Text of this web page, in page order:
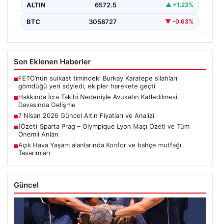
ALTIN 6572.5 ▲ +1.23%
BTC 3058727 ▼ -0.63%
Son Eklenen Haberler
■FETÖ’nün suikast timindeki Burkay Karatepe silahları
gömdüğü yeri söyledi, ekipler harekete geçti
■Hakkında İcra Takibi Nedeniyle Avukatın Katledilmesi
Davasında Gelişme
■7 Nisan 2026 Güncel Altın Fiyatları ve Analizi
■(Özet) Sparta Prag – Olympique Lyon Maçı Özeti ve Tüm
Önemli Anları
■Açık Hava Yaşam alanlarında Konfor ve bahçe mutfağı
Tasarımları
Güncel